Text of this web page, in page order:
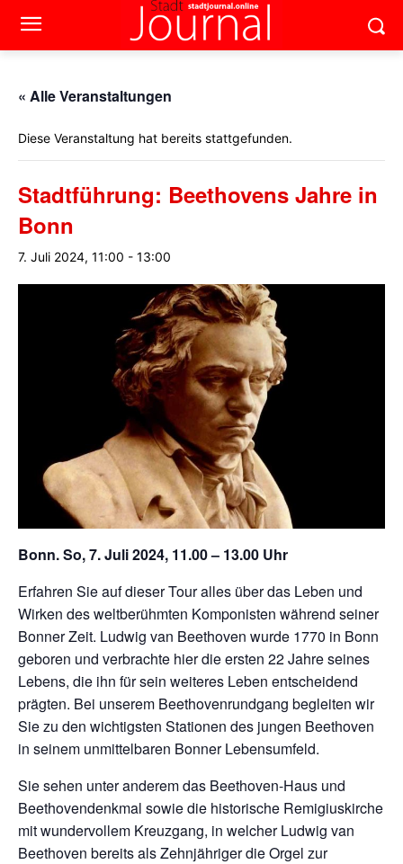
« Alle Veranstaltungen
Diese Veranstaltung hat bereits stattgefunden.
Stadtführung: Beethovens Jahre in
Bonn
7. Juli 2024, 11:00 - 13:00
Bonn. So, 7. Juli 2024, 11.00 – 13.00 Uhr
Erfahren Sie auf dieser Tour alles über das Leben und
Wirken des weltberühmten Komponisten während seiner
Bonner Zeit. Ludwig van Beethoven wurde 1770 in Bonn
geboren und verbrachte hier die ersten 22 Jahre seines
Lebens, die ihn für sein weiteres Leben entscheidend
prägten. Bei unserem Beethovenrundgang begleiten wir
Sie zu den wichtigsten Stationen des jungen Beethoven
in seinem unmittelbaren Bonner Lebensumfeld.
Sie sehen unter anderem das Beethoven-Haus und
Beethovendenkmal sowie die historische Remigiuskirche
mit wundervollem Kreuzgang, in welcher Ludwig van
Beethoven bereits als Zehnjähriger die Orgel zur